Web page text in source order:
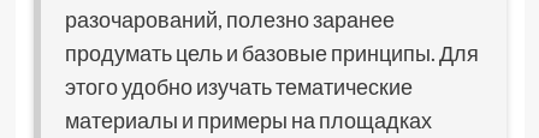
разочарований, полезно заранее
продумать цель и базовые принципы. Для
этого удобно изучать тематические
материалы и примеры на площадках